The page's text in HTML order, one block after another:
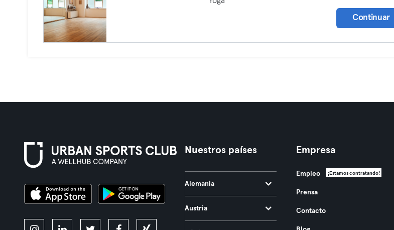
Continuar
Nuestros países
Alemania
Austria
Empresa
Empleo ¡Estamos contratando!
Prensa
Contacto